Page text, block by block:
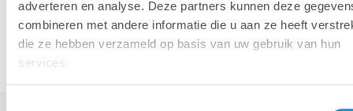
adverteren en analyse. Deze partners kunnen deze
combineren met andere informatie die u aan ze heeft
die ze hebben verzameld op basis van uw gebruik van hun
services.
Accessoires